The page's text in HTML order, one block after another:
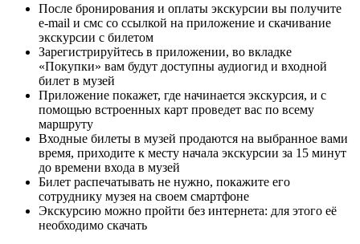
После бронирования и оплаты экскурсии вы получите
e-mail и смс со ссылкой на приложение и скачивание
экскурсии с билетом
Зарегистрируйтесь в приложении, во вкладке
«Покупки» вам будут доступны аудиогид и входной
билет в музей
Приложение покажет, где начинается экскурсия, и с
помощью встроенных карт проведет вас по всему
маршруту
Входные билеты в музей продаются на выбранное вами
время, приходите к месту начала экскурсии за 15 минут
до времени входа в музей
Билет распечатывать не нужно, покажите его
сотруднику музея на своем смартфоне
Экскурсию можно пройти без интернета: для этого её
необходимо скачать